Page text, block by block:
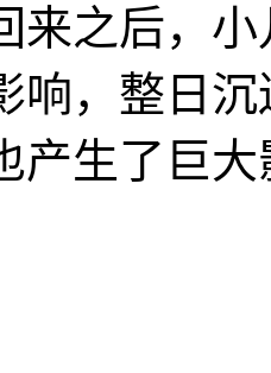
来之后，
响，整日
产生了巨